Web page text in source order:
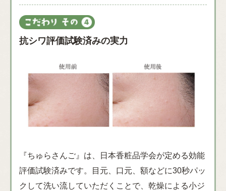
抗シワ評価試験済みの実力
『ちゅらさんご』は、日本香粧品学会が定める効能
評価試験済みです。目元、口元、額などに30秒パッ
クして洗い流していただくことで、乾燥による小ジ